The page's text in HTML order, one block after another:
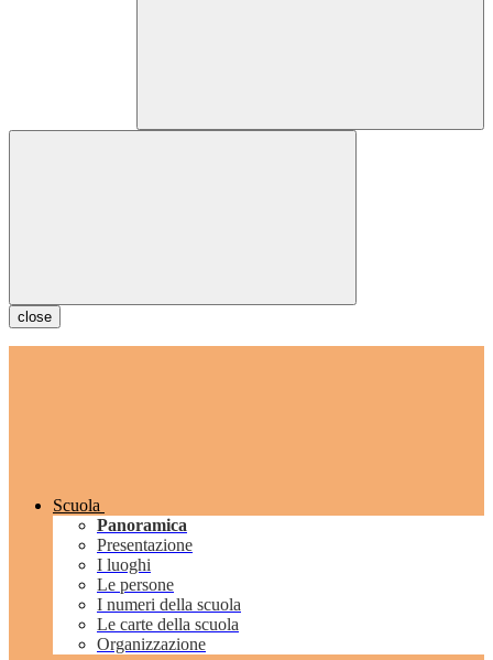
close
Scuola
Panoramica
Presentazione
I luoghi
Le persone
I numeri della scuola
Le carte della scuola
Organizzazione